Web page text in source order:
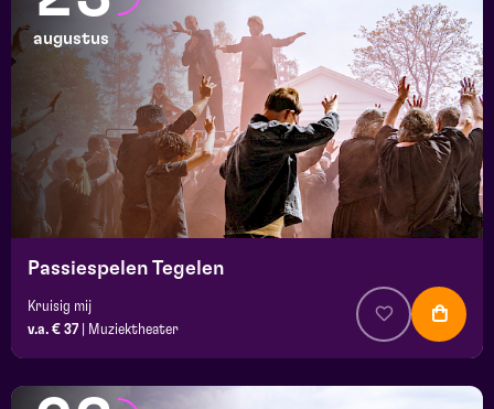
augustus
Passiespelen Tegelen
Kruisig mij
v.a. € 37
Muziektheater